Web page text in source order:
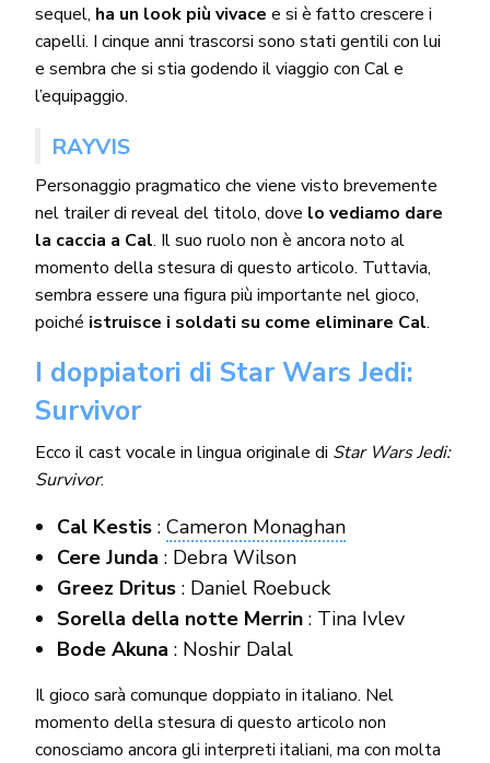
sequel, ha un look più vivace e si è fatto crescere i
capelli. I cinque anni trascorsi sono stati gentili con lui
e sembra che si stia godendo il viaggio con Cal e
l’equipaggio.
RAYVIS
Personaggio pragmatico che viene visto brevemente
nel trailer di reveal del titolo, dove lo vediamo dare
la caccia a Cal. Il suo ruolo non è ancora noto al
momento della stesura di questo articolo. Tuttavia,
sembra essere una figura più importante nel gioco,
poiché istruisce i soldati su come eliminare Cal.
I doppiatori di Star Wars Jedi:
Survivor
Ecco il cast vocale in lingua originale di Star Wars Jedi:
Survivor:
Cal Kestis: Cameron Monaghan
Cere Junda : Debra Wilson
Greez Dritus: Daniel Roebuck
Sorella della notte Merrin: Tina Ivlev
Bode Akuna : Noshir Dalal
Il gioco sarà comunque doppiato in italiano. Nel
momento della stesura di questo articolo non
conosciamo ancora gli interpreti italiani, ma con molta